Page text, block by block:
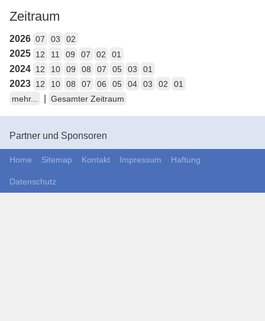
Zeitraum
2026 07 03 02
2025 12 11 09 07 02 01
2024 12 10 09 08 07 05 03 01
2023 12 10 08 07 06 05 04 03 02
01
mehr...
Gesamter Zeitraum
Partner und Sponsoren
Home Sitemap Kontakt Impressum Haftung
Datenschutz